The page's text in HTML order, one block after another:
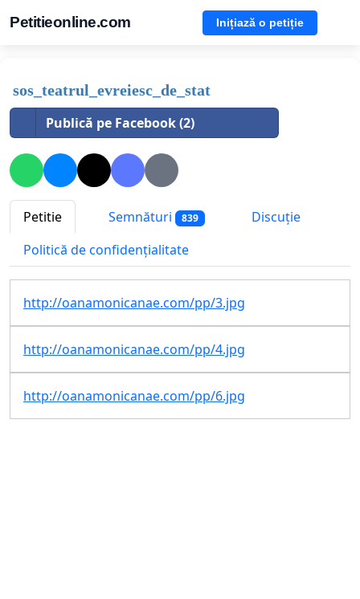
Petitieonline.com Inițiază o petiție
sos_teatrul_evreiesc_de_stat
Publică pe Facebook (2)
Petitie Semnături 839
Discuție
Politică de confidențialitate
http://oanamonicanae.com/pp/3.jpg
http://oanamonicanae.com/pp/4.jpg
http://oanamonicanae.com/pp/6.jpg